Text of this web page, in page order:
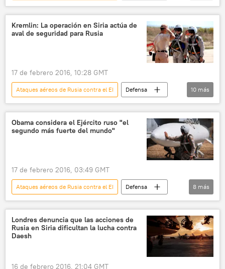
Internacional
🌍 Oriente Medio
Rusia
Siria
ataque aéreo
ISIS
noticias
Kremlin: La operación en Siria actúa de
aval de seguridad para Rusia
17 de febrero 2016, 10:28 GMT
Ataques aéreos de Rusia contra el EI
Defensa
Internacional
🌍 Oriente Medio
Rusia
Siria
Vladímir Putin
Dmitri Peskov
terrorismo
ISIS
10 más
Obama considera el Ejército ruso "el
segundo más fuerte del mundo"
17 de febrero 2016, 03:49 GMT
Ataques aéreos de Rusia contra el EI
Defensa
Internacional
🌍 Oriente Medio
Rusia
EEUU
Siria
Barack Obama
Ejército de Rusia
8 más
Londres denuncia que las acciones de
Rusia en Siria dificultan la lucha contra
Daesh
16 de febrero 2016, 21:04 GMT